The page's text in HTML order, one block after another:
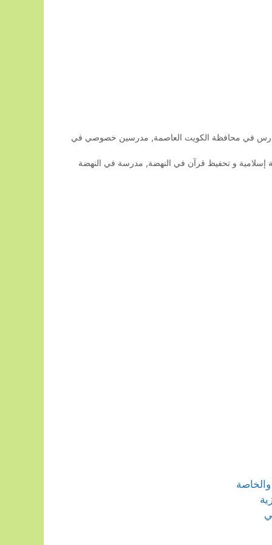
في محافظة الكويت العاصمة, مدرسين خصوصي في
إسلامية و تحفيظ قرآن في النهضة, مدرسة في النهضة